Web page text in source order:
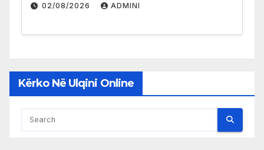
02/08/2026 ADMINI
Kërko Në Ulqini Online